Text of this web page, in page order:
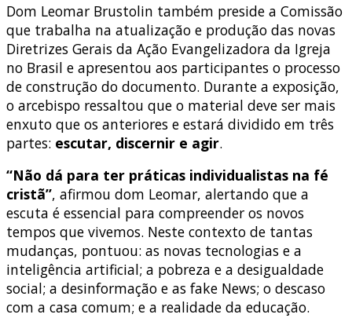
Dom Leomar Brustolin também preside a Comissão
que trabalha na atualização e produção das novas
Diretrizes Gerais da Ação Evangelizadora da Igreja
no Brasil e apresentou aos participantes o processo
de construção do documento. Durante a exposição,
o arcebispo ressaltou que o material deve ser mais
enxuto que os anteriores e estará dividido em três
partes: escutar, discernir e agir.
“Não dá para ter práticas individualistas na fé
cristã”, afirmou dom Leomar, alertando que a
escuta é essencial para compreender os novos
tempos que vivemos. Neste contexto de tantas
mudanças, pontuou: as novas tecnologias e a
inteligência artificial; a pobreza e a desigualdade
social; a desinformação e as fake News; o descaso
com a casa comum; e a realidade da educação.